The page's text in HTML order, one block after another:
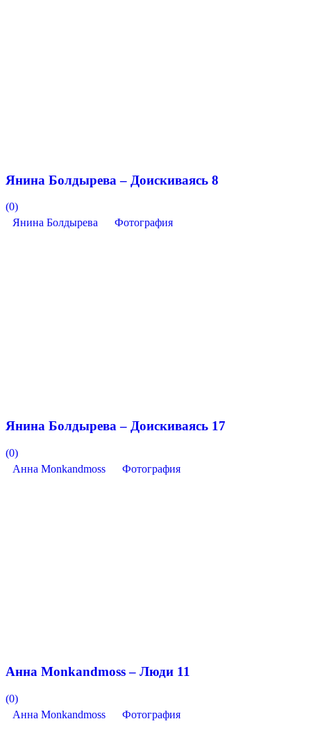
Янина Болдырева – Доискиваясь 8
(0)
Янина Болдырева
Фотография
Янина Болдырева – Доискиваясь 17
(0)
Анна Monkandmoss
Фотография
Анна Monkandmoss – Люди 11
(0)
Анна Monkandmoss
Фотография